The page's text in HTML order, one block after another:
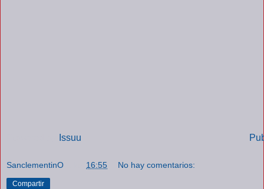
Issuu
SanclementinO 16:55 No hay comentarios:
Compartir